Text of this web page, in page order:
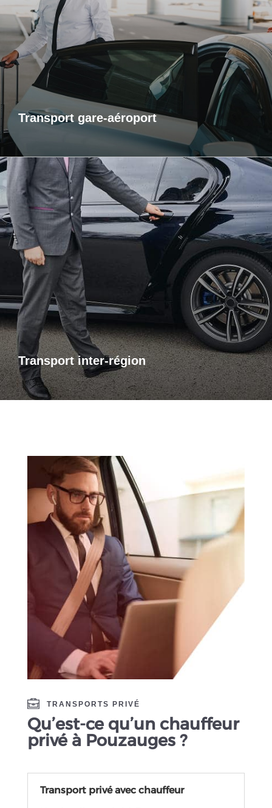
Transport gare-aéroport
Pour vos départs comme pour vos retours, profitez d’un
service de transport fiable et ponctuel vers les gares et
aéroports. Je m’assure que vous arriviez à l’heure, sans
contrainte et dans un confort optimal. Que vous voyagiez
pour affaires ou pour le plaisir, laissez-moi gérer votre trajet
afin que vous puissiez vous concentrer sur l’essentiel : votre
voyage.
Transport inter-région
Transports inter-région
Pour vos trajets longue distance, je vous propose un service
de transport inter-régional fiable et confortable. Que ce soit
pour des raisons personnelles ou professionnelles,
bénéficiez d’un accompagnement adapté à vos besoins,
avec des trajets sûrs et sur mesure.
TRANSPORTS PRIVÉ
Qu’est-ce qu’un chauffeur
privé à Pouzauges ?
Transport privé avec chauffeur